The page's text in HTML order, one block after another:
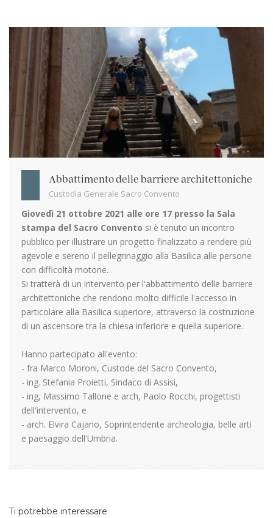
Abbattimento delle barriere architettoniche
Custodia Generale Sacro Convento
Giovedì 21 ottobre 2021 alle ore 17 presso la Sala
stampa del Sacro Convento si è tenuto un incontro
pubblico per illustrare un progetto finalizzato a rendere più
agevole e sereno il pellegrinaggio alla Basilica alle persone
con difficoltà motorie.
Si tratterà di un intervento per l'abbattimento delle barriere
architettoniche che rendono molto difficile l'accesso in
particolare alla Basilica superiore, attraverso la costruzione
di un ascensore tra la chiesa inferiore e quella superiore.
Hanno partecipato all'evento:
- fra Marco Moroni, Custode del Sacro Convento,
- ing. Stefania Proietti, Sindaco di Assisi,
- ing, Massimo Tallone e arch, Paolo Rocchi, progettisti
dell'intervento, e
- arch. Elvira Cajano, Soprintendente archeologia, belle arti
e paesaggio dell'Umbria.
Ti potrebbe interessare